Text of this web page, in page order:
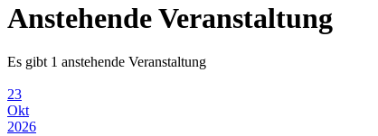
Anstehende Veranstaltung
Es gibt 1 anstehende Veranstaltung
23
Okt
2026